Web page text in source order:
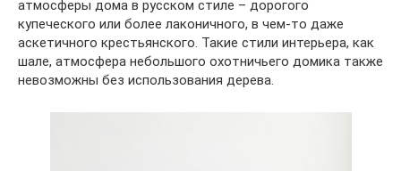
атмосферы дома в русском стиле – дорогого
купеческого или более лаконичного, в чем-то даже
аскетичного крестьянского. Такие стили интерьера, как
шале, атмосфера небольшого охотничьего домика также
невозможны без использования дерева.